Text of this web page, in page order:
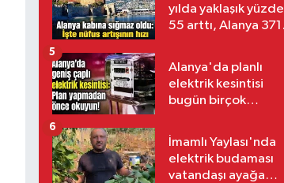
yılda yaklaşık yüzde
55 arttı, Alanya 371
Alanya'da planlı
elektrik kesintisi
bugün birçok
5
İmamlı Yaylası'nda
elektrik budaması
vatandaşı ayağa
6